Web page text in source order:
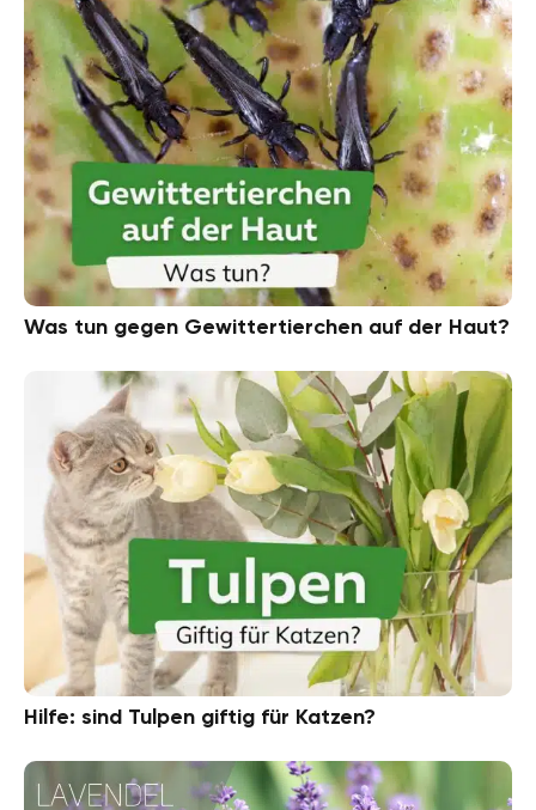
Was tun gegen Gewittertierchen auf der Haut?
Hilfe: sind Tulpen giftig für Katzen?